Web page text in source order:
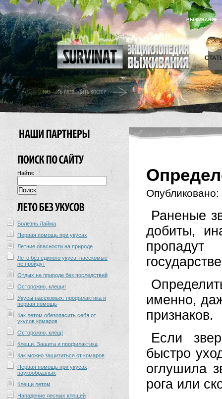
ВЫЖИВАНИЕ
Найти:
Болезнь Лайма
Первая помощь при укусах
Летние опасности на природе
Лето без единого укуса: насекомые
не пройдут
Отдых на природе без последствий
Осторожно, клещи!
Укусы насекомых: профилактика и
первая помощь
Как летом обезопасить себя от
укусов комаров
Осторожно, клещ!
Клещи. Защита и профилактика
Как можно защититься от комаров
Первая помощь при укусах
паукообразных
Клещи летом
Нападение лесных клещей
Опубликовано:
Раненые
добиты,
именно,
признаков.
Если
быстро
оглушила
рога или